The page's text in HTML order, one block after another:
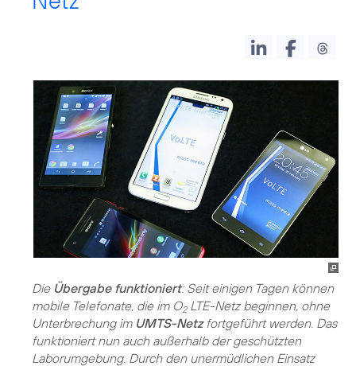
Die Übergabe funktioniert: Seit einigen Tagen können
mobile Telefonate, die im O2LTE-Netz beginnen, ohne
Unterbrechung im UMTS-Netzfortgeführt werden. Das
funktioniert nun auch außerhalb der geschützten
Laborumgebung. Durch den unermüdlichen Einsatz